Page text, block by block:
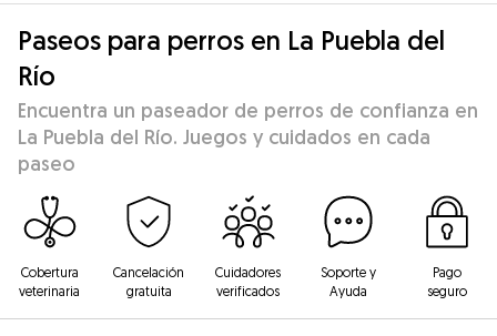
Paseos para perros en La Puebla del
Río
Encuentra un paseador de perros de confianza en
La Puebla del Río. Juegos y cuidados en cada
paseo
Cobertura
veterinaria
Cancelación
gratuita
Cuidadores
verificados
Soporte y
Ayuda
Pago
seguro